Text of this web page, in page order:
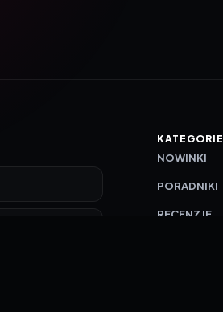
KATEGORIE
NOWINKI
PORADNIKI
RECENZJE